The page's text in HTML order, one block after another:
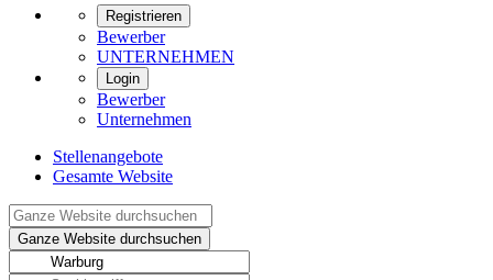
Registrieren
Bewerber
UNTERNEHMEN
Login
Bewerber
Unternehmen
Stellenangebote
Gesamte Website